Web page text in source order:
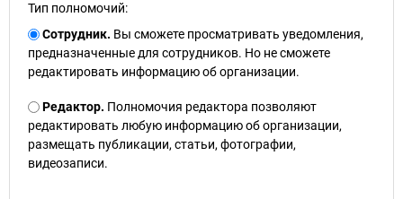
Тип полномочий:
Сотрудник. Вы сможете просматривать уведомления,
предназначенные для сотрудников. Но не сможете
редактировать информацию об организации.
Редактор. Полномочия редактора позволяют
редактировать любую информацию об организации,
размещать публикации, статьи, фотографии,
видеозаписи.